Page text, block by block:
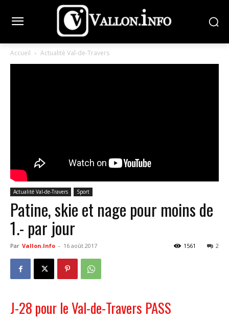
Accueil Actualité Val-de-Travers
Actualité Val-de-Travers Sport
Patine, skie et nage pour moins de
1.- par jour
Par Vallon.Info - 16 août 2017 2
1561
J-28 pour le Val-de-Travers PASS